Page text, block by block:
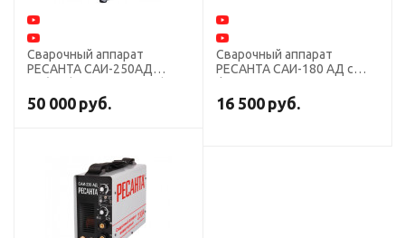
Сварочный аппарат
РЕСАНТА САИ-250АД
50 000 руб.
Сварочный аппарат
РЕСАНТА САИ-180 АД с
сварки
16 500 руб.